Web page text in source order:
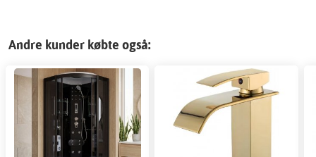
Andre kunder købte også: